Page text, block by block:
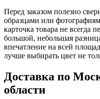
Перед заказом полезно
образцами или
карточка товара не всегда
большой, небольшая
впечатление на всей
лучше выбирать цвет не
Доставка по
области